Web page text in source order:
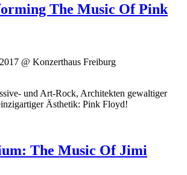
The Music Of Pink
@ Konzerthaus Freiburg
und Art-Rock, Architekten gewaltiger
Ästhetik: Pink Floyd!
The Music Of Jimi